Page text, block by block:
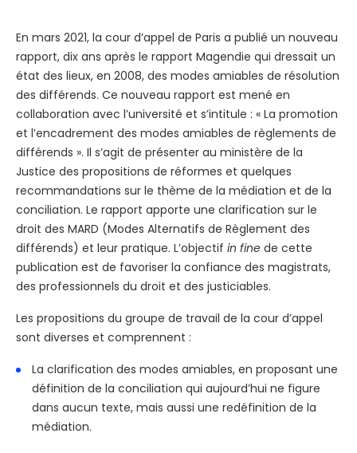
En mars 2021, la cour d’appel de Paris a publié un nouveau
rapport, dix ans après le rapport Magendie qui dressait un
état des lieux, en 2008, des modes amiables de résolution
des différends. Ce nouveau rapport est mené en
collaboration avec l’université et s’intitule : « La promotion
et l’encadrement des modes amiables de règlements de
différends ». Il s’agit de présenter au ministère de la
Justice des propositions de réformes et quelques
recommandations sur le thème de la médiation et de la
conciliation. Le rapport apporte une clarification sur le
droit des MARD (Modes Alternatifs de Règlement des
différends) et leur pratique. L’objectif in fine de cette
publication est de favoriser la confiance des magistrats,
des professionnels du droit et des justiciables.
Les propositions du groupe de travail de la cour d’appel
sont diverses et comprennent :
La clarification des modes amiables, en proposant une
définition de la conciliation qui aujourd’hui ne figure
dans aucun texte, mais aussi une redéfinition de la
médiation.